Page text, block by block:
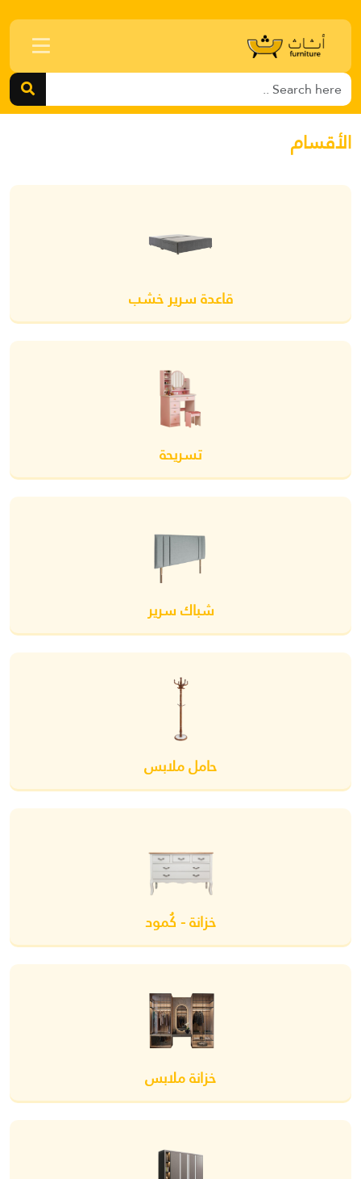
الأقسام
قاعدة سرير خشب
تسريحة
شباك سرير
حامل ملابس
خزانة - كُمود
خزانة ملابس